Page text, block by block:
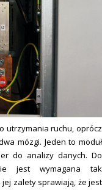
utrzymania ruchu, oprócz
mózgi. Jeden to moduł
do analizy danych. Do
jest wymagana tak
zalety sprawiają, że jest